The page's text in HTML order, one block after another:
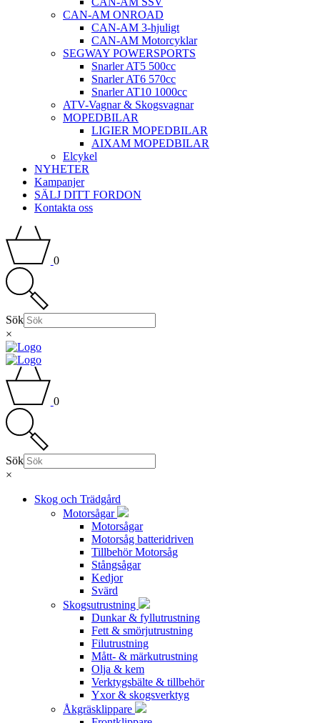
CAN-AM ONROAD
CAN-AM 3-hjuligt
CAN-AM Motorcyklar
SEGWAY POWERSPORTS
Snarler AT5 500cc
Snarler AT6 570cc
Snarler AT10 1000cc
ATV-Vagnar & Skogsvagnar
MOPEDBILAR
LIGIER MOPEDBILAR
AIXAM MOPEDBILAR
Elcykel
NYHETER
Kampanjer
SÄLJ DITT FORDON
Kontakta oss
0
Sök
×
0
Sök
×
Skog och Trädgård
Motorsågar
Motorsågar
Motorsåg batteridriven
Tillbehör Motorsåg
Stångsågar
Kedjor
Svärd
Skogsutrustning
Dunkar & fyllutrustning
Fett & smörjutrustning
Filutrustning
Mått- & märkutrustning
Olja & kem
Verktygsbälte & tillbehör
Yxor & skogsverktyg
Åkgräsklippare